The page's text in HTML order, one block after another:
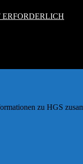
ERFORDERLICH
zu HGS